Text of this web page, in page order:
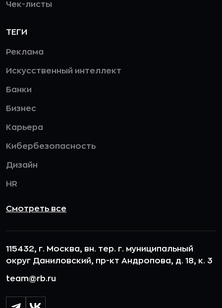
Чек-листы
ТЕГИ
Реклама
Искусственный интеллект
Банки
Бизнес
Карьера
Кибербезопасность
Дизайн
HR
Смотреть все
115432, г. Москва, вн. тер. г. муниципальный
округ Даниловский, пр-кт Андропова, д. 18, к. 3
team@rb.ru